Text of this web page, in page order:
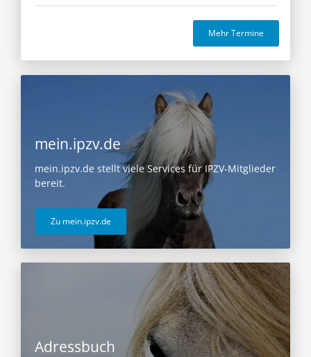
Mehr Termine
mein.ipzv.de
mein.ipzv.de stellt viele Services für IPZV-Mitglieder
bereit.
Zu mein.ipzv.de
Adressbuch